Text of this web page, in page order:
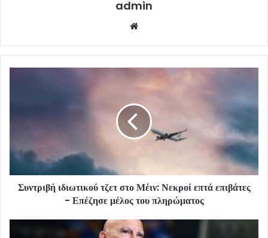
admin
Συντριβή ιδιωτικού τζετ στο Μέιν: Νεκροί επτά επιβάτες
- Επέζησε μέλος του πληρώματος